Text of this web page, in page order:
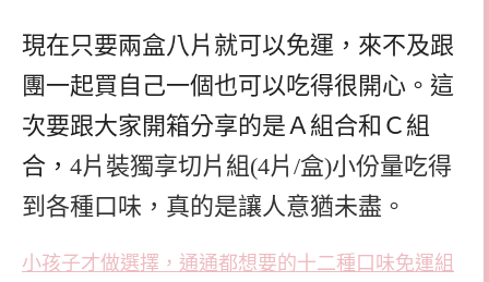
現在只要兩盒八片就可以免運，來不及跟
團一起買自己一個也可以吃得很開心。這
次要跟大家開箱分享的是Ａ組合和Ｃ組
合， 4片裝獨享切片組(4片/盒)小份量吃得
到各種口味，真的是讓人意猶未盡。
小孩子才做選擇，通通都想要的十二種口味免運組